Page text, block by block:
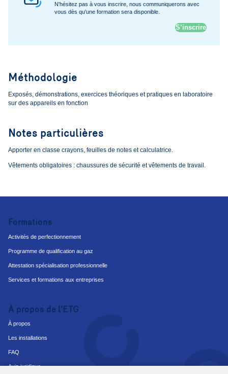
N'hésitez pas à vous inscrire, nous communiquerons avec
vous dès qu'une formation sera disponible.
S’inscrire
Méthodologie
Exposés, démonstrations, exercices théoriques et pratiques en laboratoire
sur des appareils en fonction
Notes particulières
Apporter en classe crayons, feuilles de notes et calculatrice.
Vêtements obligatoires : chaussures de sécurité et vêtements de travail.
Formations
Activités de perfectionnement
Programme de qualification au gaz
Attestation spécialisation professionnelle
Services et formations aux entreprises
À propos de l'ETG
À propos
Les installations
FAQ
Avis juridique